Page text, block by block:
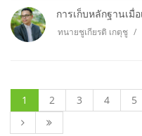
การเก็บหลักฐานเมื่
ทนายชูเกียรติ เกตุชู
1 2 3 4 5